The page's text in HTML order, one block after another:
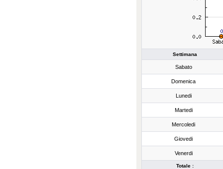
Settimana
Sabato
Domenica
Lunedi
Martedi
Mercoledi
Giovedi
Venerdi
Totale :